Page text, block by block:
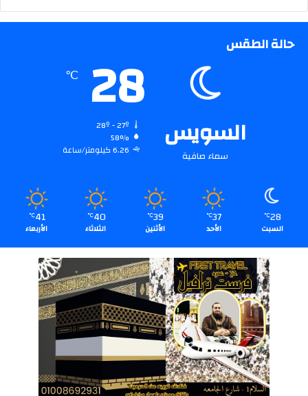
حالة الطقس
السويس
سماء صافية
28
℃
58%
6.26 كيلومتر/ساعة
28
℃
السبت
37
℃
الأحد
39
℃
الأثنين
40
℃
الثلاثاء
41
℃
الأربعاء